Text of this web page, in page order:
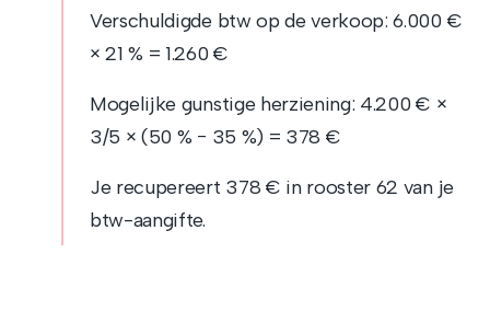
Verschuldigde btw op de verkoop: 6.000 €
× 21 % = 1.260 €
Mogelijke gunstige herziening: 4.200 € ×
3/5 × (50 % − 35 %) = 378 €
Je recupereert 378 € in rooster 62 van je
btw-aangifte.